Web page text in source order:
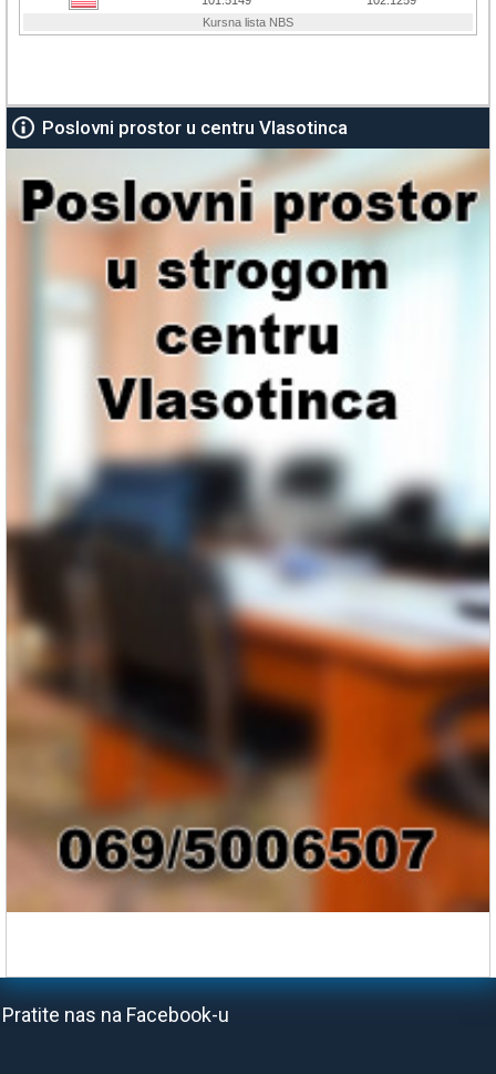
Poslovni prostor u centru Vlasotinca
Pratite nas na Facebook-u